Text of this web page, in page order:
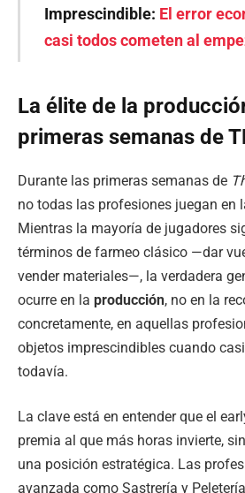
Imprescindible: El error
casi todos cometen al
La élite de la
primeras semanas de
Durante las primeras semanas de
no todas las profesiones juegan en
Mientras la mayoría de jugadores
términos de farmeo clásico —dar
vender materiales—, la verdadera
ocurre en la producción, no en la
concretamente, en aquellas
objetos imprescindibles cuando
todavía.
La clave está en entender que el
premia al que más horas invierte,
una posición estratégica. Las
avanzada como Sastrería y